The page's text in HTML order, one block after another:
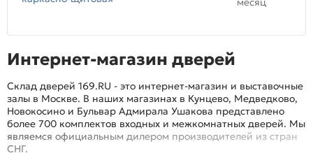
Интернет-магазин дверей
Склад дверей 169.RU - это интернет-магазин и выставочные
залы в Москве. В наших магазинах в Кунцево, Медведково,
Новокосино и Бульвар Адмирала Ушакова представлено
более 700 комплектов входных и межкомнатных дверей. Мы
являемся официальным дилером производителей из стран
СНГ.